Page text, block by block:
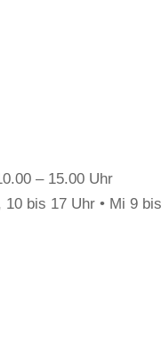
– 15.00 Uhr
10 bis 17 Uhr • Mi 9